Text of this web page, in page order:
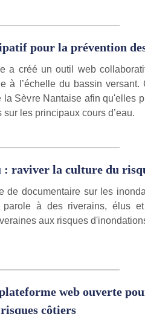
pour la prévention
a créé un outil web
à l’échelle du bassin versant.
Sèvre Nantaise afin qu'elles
les principaux cours d’eau.
raviver la culture du
de documentaire sur les
à des riverains, élus et
aux risques
web ouverte
côtiers